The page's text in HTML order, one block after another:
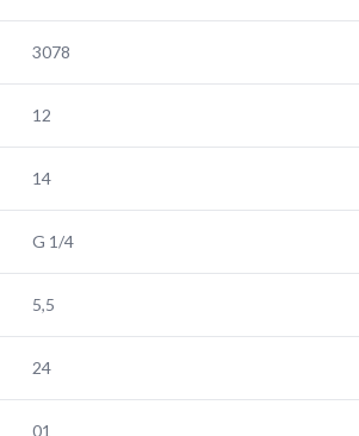
3078
12
14
G 1/4
5,5
24
01